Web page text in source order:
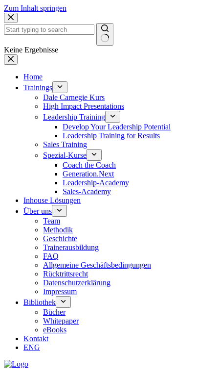
Zum Inhalt springen
Keine Ergebnisse
Home
Trainings
Dale Carnegie Kurs
High Impact Presentations
Leadership Training
Develop Your Leadership Potential
Leadership Training for Results
Sales Training
Spezial-Kurse
Coach the Coach
Generation.Next
Leadership-Academy
Sales-Academy
Inhouse Lösungen
Über uns
Team
Methodik
Geschichte
Trainerausbildung
FAQ
Allgemeine Geschäftsbedingungen
Rücktrittsrecht
Datenschutzerklärung
Impressum
Bibliothek
Bücher
Whitepaper
eBooks
Kontakt
ENG